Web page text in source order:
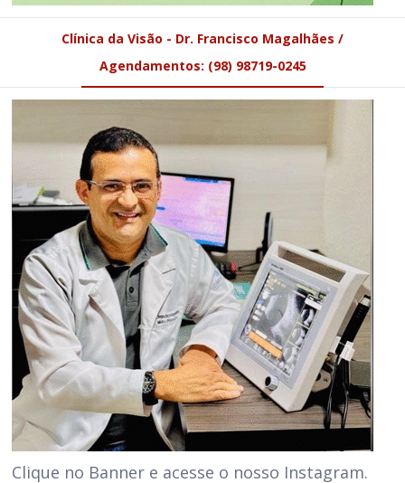
Clínica da Visão - Dr. Francisco Magalhães /
Agendamentos: (98) 98719-0245
Clique no Banner e acesse o nosso Instagram.